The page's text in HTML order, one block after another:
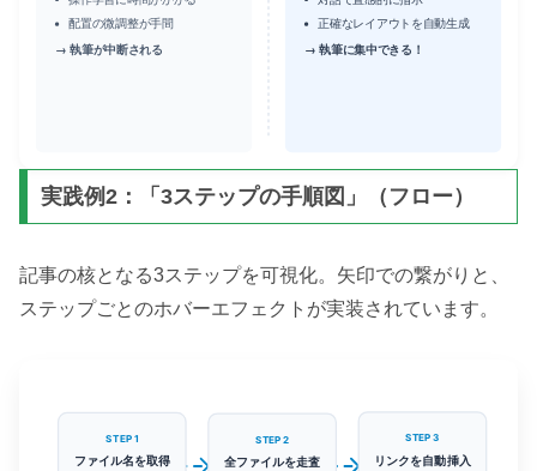
配置の微調整が手間
→ 執筆が中断される
正確なレイアウトを自動生成
→ 執筆に集中できる！
実践例2：「3ステップの手順図」（フロー）
記事の核となる3ステップを可視化。矢印での繋がりと、
ステップごとのホバーエフェクトが実装されています。
STEP 1
ファイル名を取得
STEP 2
全ファイルを走査
STEP 3
リンクを自動挿入